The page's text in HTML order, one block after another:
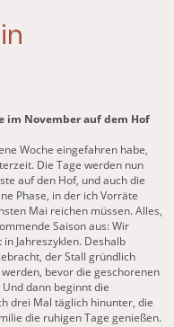
im November auf dem Hof
Woche eingefahren habe,
Die Tage werden nun
auf den Hof, und auch die
Phase, in der ich Vorräte
Mai reichen müssen. Alles,
Saison aus: Wir
Jahreszyklen. Deshalb
der Stall gründlich
bevor die geschorenen
dann beginnt die
drei Mal täglich hinunter, die
die ruhigen Tage genießen.